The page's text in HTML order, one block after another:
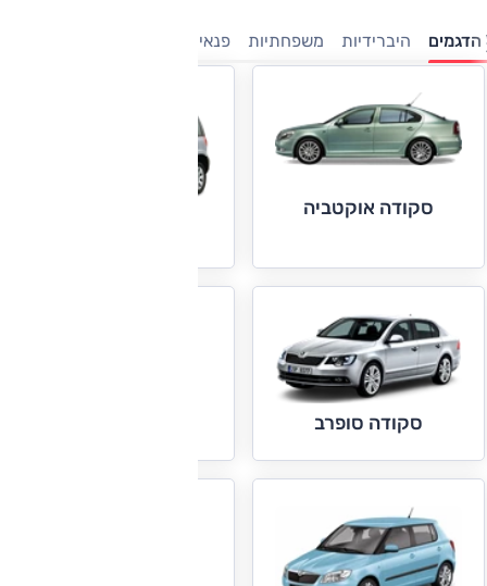
הדגמים היברידיות משפחתיות פנאי-שטח
סקודה אוקטביה
סקודה סופרב